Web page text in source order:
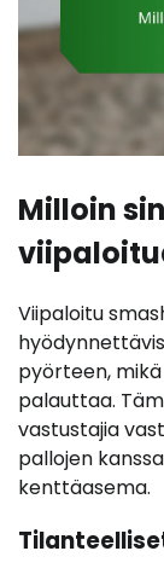
Milloin
Viipaloitu
pyörteen,
palauttaa.
vastustajia
pallojen
kenttäasema.